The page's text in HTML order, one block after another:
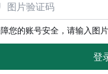
您的账号安全，请输入图